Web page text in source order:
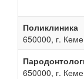
Поликлиника
650000, г.
650000, г.